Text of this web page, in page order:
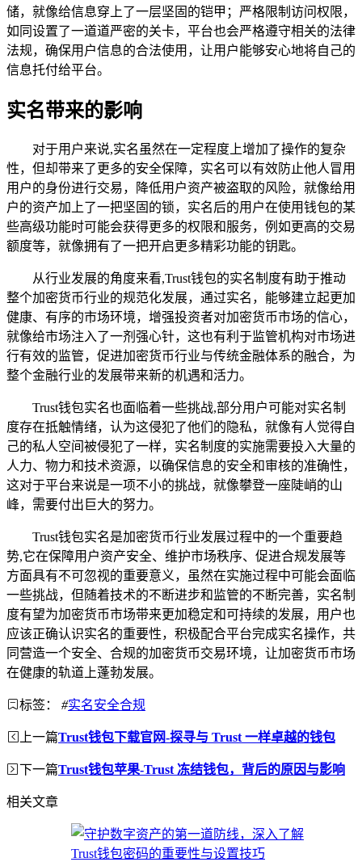
储，就像给信息穿上了一层坚固的铠甲；严格限制访问权限，
如同设置了一道道严密的关卡，平台也会严格遵守相关的法律
法规，确保用户信息的合法使用，让用户能够安心地将自己的
信息托付给平台。
实名带来的影响
对于用户来说,实名虽然在一定程度上增加了操作的复杂
性，但却带来了更多的安全保障，实名可以有效防止他人冒用
用户的身份进行交易，降低用户资产被盗取的风险，就像给用
户的资产加上了一把坚固的锁，实名后的用户在使用钱包的某
些高级功能时可能会获得更多的权限和服务，例如更高的交易
额度等，就像拥有了一把开启更多精彩功能的钥匙。
从行业发展的角度来看,Trust钱包的实名制度有助于推动
整个加密货币行业的规范化发展，通过实名，能够建立起更加
健康、有序的市场环境，增强投资者对加密货币市场的信心，
就像给市场注入了一剂强心针，这也有利于监管机构对市场进
行有效的监管，促进加密货币行业与传统金融体系的融合，为
整个金融行业的发展带来新的机遇和活力。
Trust钱包实名也面临着一些挑战,部分用户可能对实名制
度存在抵触情绪，认为这侵犯了他们的隐私，就像有人觉得自
己的私人空间被侵犯了一样，实名制度的实施需要投入大量的
人力、物力和技术资源，以确保信息的安全和审核的准确性，
这对于平台来说是一项不小的挑战，就像攀登一座陡峭的山
峰，需要付出巨大的努力。
Trust钱包实名是加密货币行业发展过程中的一个重要趋
势,它在保障用户资产安全、维护市场秩序、促进合规发展等
方面具有不可忽视的重要意义，虽然在实施过程中可能会面临
一些挑战，但随着技术的不断进步和监管的不断完善，实名制
度有望为加密货币市场带来更加稳定和可持续的发展，用户也
应该正确认识实名的重要性，积极配合平台完成实名操作，共
同营造一个安全、合规的加密货币交易环境，让加密货币市场
在健康的轨道上蓬勃发展。
标签： #实名安全合规
上一篇Trust钱包下载官网-探寻与 Trust 一样卓越的钱包
下一篇Trust钱包苹果-Trust 冻结钱包，背后的原因与影响
相关文章